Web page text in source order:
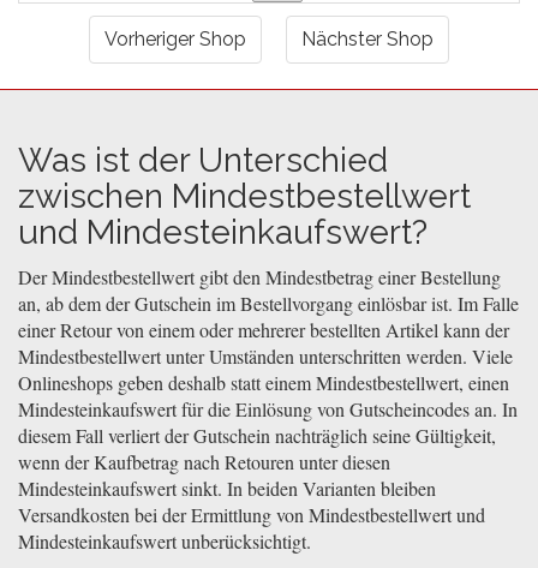
Vorheriger Shop Nächster Shop
Was ist der Unterschied
zwischen Mindestbestellwert
und Mindesteinkaufswert?
Der Mindestbestellwert gibt den Mindestbetrag einer Bestellung
an, ab dem der Gutschein im Bestellvorgang einlösbar ist. Im Falle
einer Retour von einem oder mehrerer bestellten Artikel kann der
Mindestbestellwert unter Umständen unterschritten werden. Viele
Onlineshops geben deshalb statt einem Mindestbestellwert, einen
Mindesteinkaufswert für die Einlösung von Gutscheincodes an. In
diesem Fall verliert der Gutschein nachträglich seine Gültigkeit,
wenn der Kaufbetrag nach Retouren unter diesen
Mindesteinkaufswert sinkt. In beiden Varianten bleiben
Versandkosten bei der Ermittlung von Mindestbestellwert und
Mindesteinkaufswert unberücksichtigt.